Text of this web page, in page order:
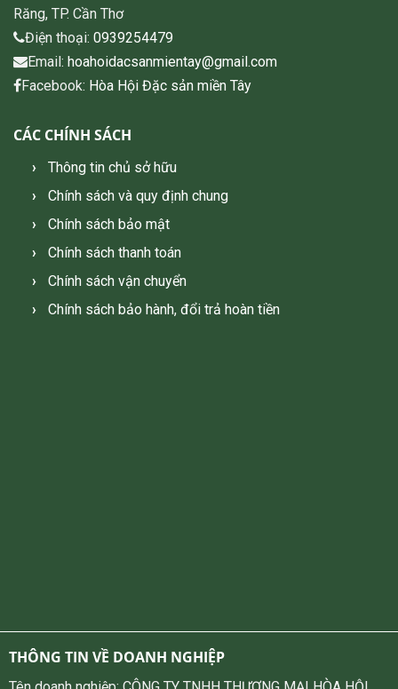
Răng, TP. Cần Thơ
Điện thoại: 0939254479
Email: hoahoidacsanmientay@gmail.com
Facebook: Hòa Hội Đặc sản miền Tây
CÁC CHÍNH SÁCH
Thông tin chủ sở hữu
Chính sách và quy định chung
Chính sách bảo mật
Chính sách thanh toán
Chính sách vận chuyển
Chính sách bảo hành, đổi trả hoàn tiền
THÔNG TIN VỀ DOANH NGHIỆP